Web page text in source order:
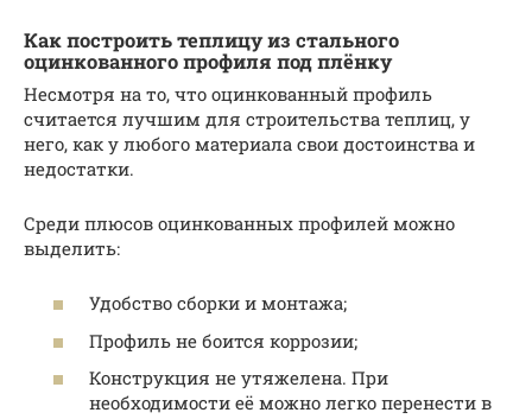
Как построить теплицу из стального
оцинкованного профиля под плёнку
Несмотря на то, что оцинкованный профиль
считается лучшим для строительства теплиц, у
него, как у любого материала свои достоинства и
недостатки.
Среди плюсов оцинкованных профилей можно
выделить:
Удобство сборки и монтажа;
Профиль не боится коррозии;
Конструкция не утяжелена. При
необходимости её можно легко перенести в